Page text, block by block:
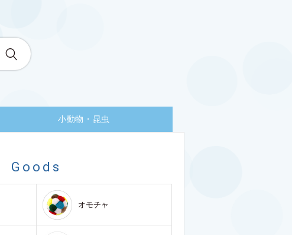
小動物・昆虫
Goods
オモチャ